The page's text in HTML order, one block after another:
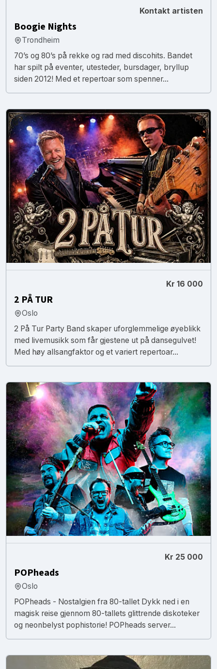
Kontakt artisten
Boogie Nights
Trondheim
70’s og 80’s på rekke og rad med discohits. Bandet
har spilt på eventer, utesteder, bursdager, bryllup
siden 2012! Med et repertoar som spenner...
Kr 16 000
2 PÅ TUR
Oslo
2 På Tur Party Band skaper uforglemmelige øyeblikk
med livemusikk som får gjestene ut på dansegulvet!
Med høy allsangfaktor og et variert repertoar...
Kr 25 000
POPheads
Oslo
POPheads - Nostalgien fra 80-tallet Dykk ned i en
magisk reise gjennom 80-tallets glittrende diskoteker
og neonbelyst pophistorie! POPheads server...